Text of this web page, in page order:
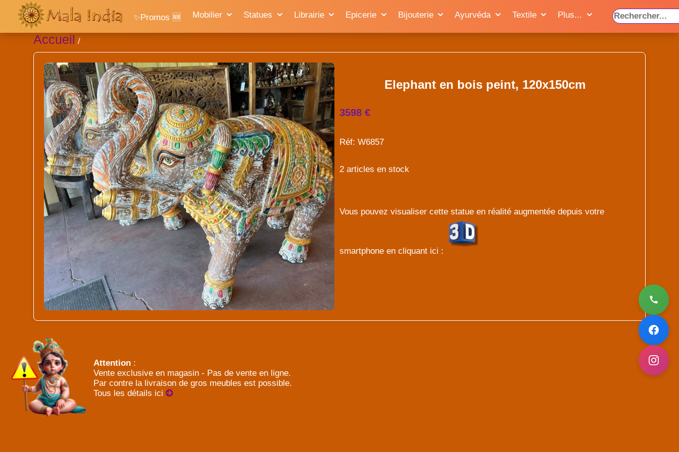
✨Promos 🆕 Mobilier Statues Librairie Epicerie Bijouterie Ayurvéda Textile Plus...
Accueil /
Elephant en bois peint, 120x150cm
3598 €
Réf: W6857
2 articles en stock
Vous pouvez visualiser cette statue en réalité augmentée depuis votre
smartphone en cliquant ici :
Attention :
Vente exclusive en magasin - Pas de vente en ligne.
Par contre la livraison de gros meubles est possible.
Tous les détails ici